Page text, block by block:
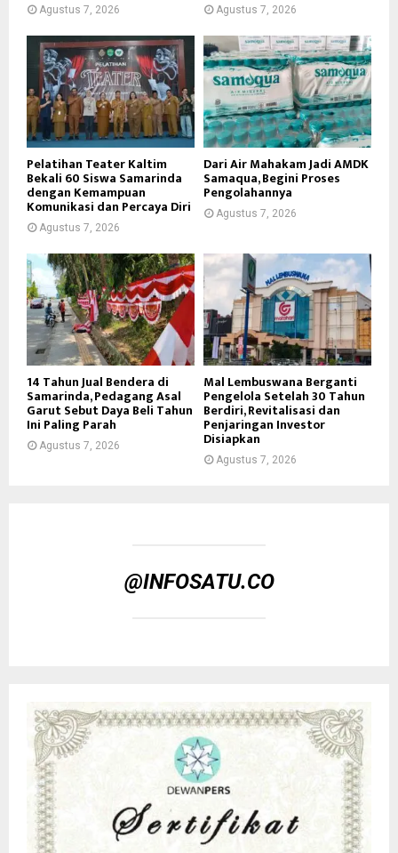
Agustus 7, 2026 Agustus 7, 2026
Pelatihan Teater Kaltim
Bekali 60 Siswa Samarinda
dengan Kemampuan
Komunikasi dan Percaya Diri
Agustus 7, 2026
Dari Air Mahakam Jadi AMDK
Samaqua, Begini Proses
Pengolahannya
Agustus 7, 2026
14 Tahun Jual Bendera di
Samarinda, Pedagang Asal
Garut Sebut Daya Beli Tahun
Ini Paling Parah
Agustus 7, 2026
Mal Lembuswana Berganti
Pengelola Setelah 30 Tahun
Berdiri, Revitalisasi dan
Penjaringan Investor
Disiapkan
Agustus 7, 2026
@INFOSATU.CO